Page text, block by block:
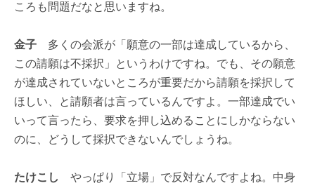
ころも問題だなと思いますね。
金子 多くの会派が「願意の一部は達成しているから、
この請願は不採択」というわけですね。でも、その願意
が達成されていないところが重要だから請願を採択して
ほしい、と請願者は言っているんですよ。一部達成でい
いって言ったら、要求を押し込めることにしかならない
のに、どうして採択できないんでしょうね。
たけこし
やっぱり「立場」で反対なんですよね。中身